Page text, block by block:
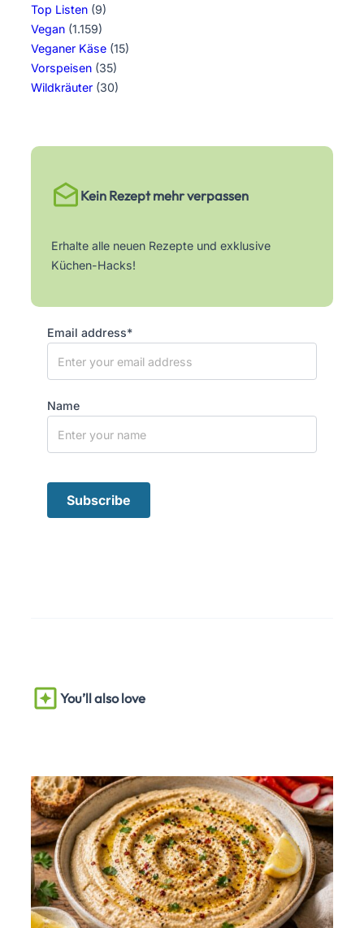
Top Listen (9)
Vegan (1.159)
Veganer Käse (15)
Vorspeisen (35)
Wildkräuter (30)
Kein Rezept mehr verpassen
Erhalte alle neuen Rezepte und exklusive
Küchen-Hacks!
Email address*
Name
You’ll also love